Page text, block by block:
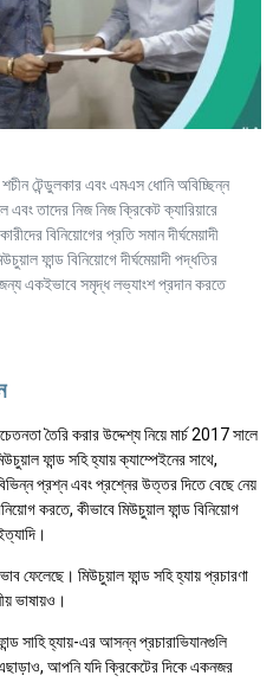
টেন্ডুলকার এবং এমএস ধোনি অবিচ্ছিন্ন
তাদের নিজ নিজ ক্রিকেট ক্যারিয়ারে
বিনিয়োগের প্রতি সমান দীর্ঘমেয়াদী
ফান্ড বিনিয়োগে দীর্ঘমেয়াদী পদ্ধতির
জন্য একইভাবে সমৃদ্ধ লভ্যাংশ প্রদান করতে
তৈরি করার উদ্দেশ্য নিয়ে মার্চ 2017 সালে
ফান্ড সহি হ্যায় ক্যাম্পেইনের সাথে,
প্রশ্ন এবং প্রশ্নের উত্তর দিতে বেছে নেয়
করতে, কীভাবে মিউচুয়াল ফান্ড বিনিয়োগ
ফেলেছে। মিউচুয়াল ফান্ড সহি হ্যায় প্রচারণা
ভাষায়ও।
সাহি হ্যায়-এর আসন্ন প্রচারাভিযানগুলি
আপনি যদি ক্রিকেটের দিকে একনজর